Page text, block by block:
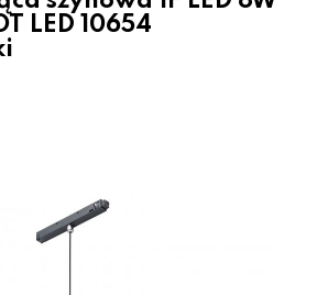
LED 10654